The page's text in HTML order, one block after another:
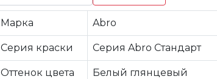
Марка Abro
Серия краски Серия Abro Стандарт
Оттенок цвета Белый глянцевый